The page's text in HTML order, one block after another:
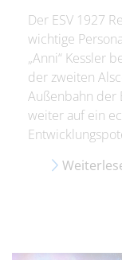
Der ESV 1927
wichtige
„Anni“ Kessler
der zweiten
Außenbahn der
weiter auf ein